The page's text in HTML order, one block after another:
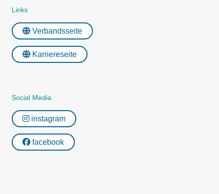
Links
Verbandsseite
Karriereseite
Social Media
instagram
facebook